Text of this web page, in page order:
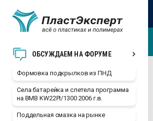
ОБСУЖДАЕМ НА ФОРУМЕ
Формовка подкрылков из ПНД
Села батарейка и слетела программа
на BMB KW22PI/1300 2006 г.в.
Поддельная смазка на рынке